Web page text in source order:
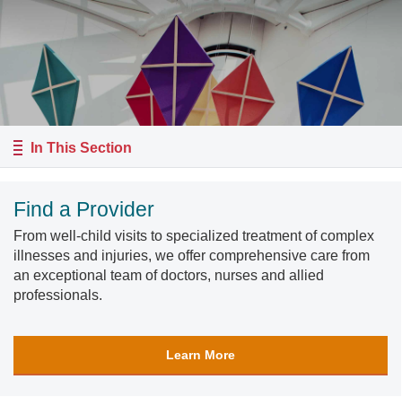
In This Section
Find a Provider
From well-child visits to specialized treatment of complex
illnesses and injuries, we offer comprehensive care from
an exceptional team of doctors, nurses and allied
professionals.
Learn More